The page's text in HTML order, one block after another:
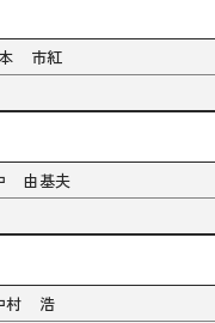
市紅
由基夫
村 浩